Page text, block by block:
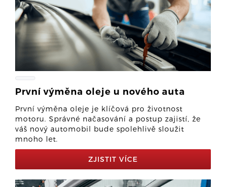
První výměna oleje u nového auta
První výměna oleje je klíčová pro životnost
motoru. Správné načasování a postup zajistí, že
váš nový automobil bude spolehlivě sloužit
mnoho let.
ZJISTIT VÍCE